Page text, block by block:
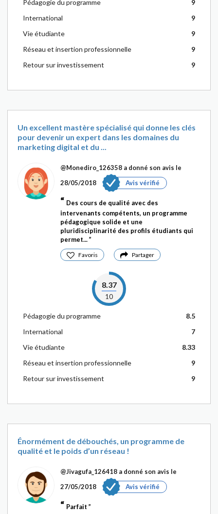
Pédagogie du programme
9
International
9
Vie étudiante
9
Réseau et insertion professionnelle
9
Retour sur investissement
9
Un excellent mastère spécialisé qui donne les clés
pour devenir un expert dans les domaines du
marketing digital et du ...
@Monediro_126358 a donné son avis le
28/05/2018
Avis vérifié
Des cours de qualité avec des
intervenants compétents, un programme
pédagogique solide et une
pluridisciplinarité des profils étudiants qui
permet...
Favoris Partager
8.37
10
Pédagogie du programme
8.5
International
7
Vie étudiante
8.33
Réseau et insertion professionnelle
9
Retour sur investissement
9
Énormément de débouchés, un programme de
qualité et le poids d’un réseau !
@Jivagufa_126418 a donné son avis le
27/05/2018
Avis vérifié
Parfait